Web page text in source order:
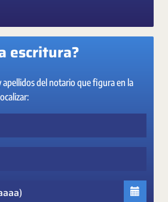
escritura?
del notario que figura en la